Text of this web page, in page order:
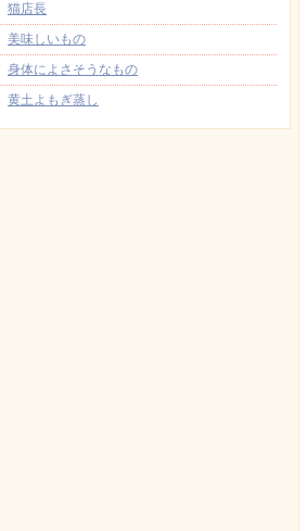
猫店長
美味しいもの
身体によさそうなもの
黄土よもぎ蒸し